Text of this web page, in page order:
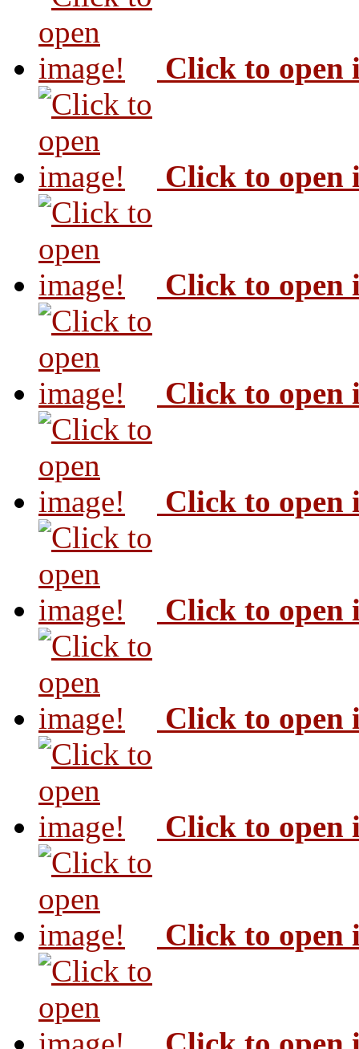
Click to open
Click to open
Click to open
Click to open
Click to open
Click to open
Click to open
Click to open
Click to open